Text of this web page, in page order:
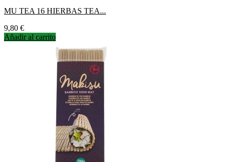
MU TEA 16 HIERBAS TEA...
Precio
9,80 €
Añadir al carrito